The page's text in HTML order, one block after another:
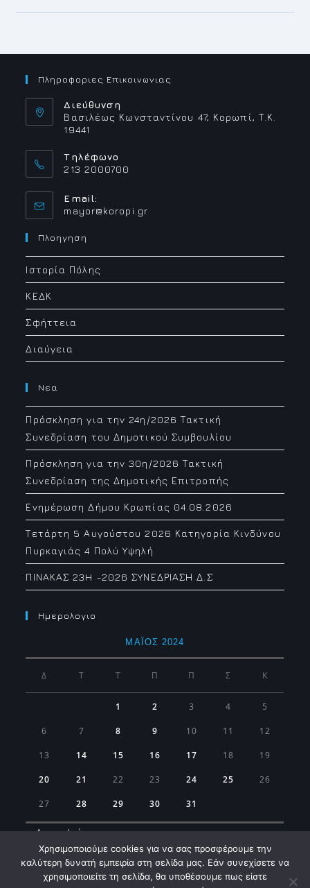
ΑΠΟΡΡΙΜΜΑΤΑ
ΜΑΪΟΥ
ΔΕΥΤΈΡΑ
ΤΟΥ
ΜΑΊΟΥ
2024
Πληροφοριες Επικοινωνιας
Διεύθυνση
Βασιλέως Κωνσταντίνου 47, Κορωπί, Τ.Κ.
19441
Τηλέφωνο
213 2000700
Email:
mayor@koropi.grOpens
Πλοηγηση
Ιστορία Πόλης
ΚΕΔΚ
Σφήττεια
Διαύγεια
Νεα
Πρόσκληση για την 24η/2026 Τακτική
Συνεδρίαση του Δημοτικού Συμβουλίου
Πρόσκληση για την 30η/2026 Τακτική
Συνεδρίαση της Δημοτικής Επιτροπής
Ενημέρωση Δήμου Κρωπίας 04.08.2026
Τετάρτη 5 Αυγούστου 2026 Κατηγορία Κινδύνου
Πυρκαγιάς 4 Πολύ Υψηλή
ΠΙΝΑΚΑΣ 23H -2026 ΣΥΝΕΔΡΙΑΣΗ Δ.Σ
Ημερολογιο
ΜΆΙΟΣ 2024
Δ Τ Τ Π Π Σ Κ
1 2 3 4 5
6 7 8 9 10 11 12
13 14 15 16 17 18 19
20 21 22 23 24 25 26
27 28 29 30 31
« Απρ Ιούν »
Χρησιμοποιούμε cookies για να σας προσφέρουμε την
καλύτερη δυνατή εμπειρία στη σελίδα μας. Εάν συνεχίσετε να
χρησιμοποιείτε τη σελίδα, θα υποθέσουμε πως είστε